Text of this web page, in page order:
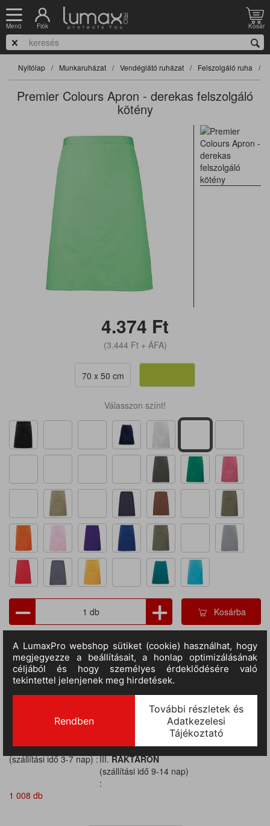
Menü Fiók Kosár
Nyitólap Munkaruházat Vendéglátó ruházat Felszolgáló ruha
Premier Colours Apron - derekas felszolgáló
kötény
4.374 Ft
(3.444 Ft+ ÁFA)
70 x 50 cm
Válasszon színt!
Kosárba
TERMÉKADATOK
Cikkszám:
pr151appl-u
M.egység:
db
Szín:
almazöld
Rövid fazon, Derekas kötény
II.RAKTÁRON
(szállítási idő 3-7 nap) :
71 db
III.RAKTÁRON
(szállítási idő 9-14 nap)
:
1 008 db